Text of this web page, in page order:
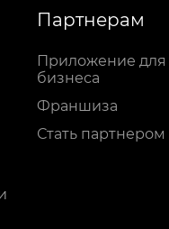
Партнерам
Приложение для
бизнеса
Франшиза
Стать партнером